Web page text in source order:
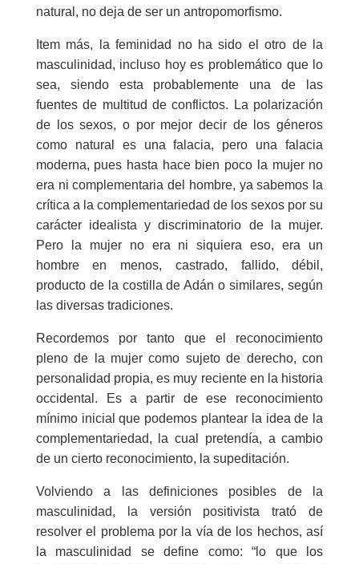
natural, no deja de ser un antropomorfismo.
Item más, la feminidad no ha sido el otro de la
masculinidad, incluso hoy es problemático que lo
sea, siendo esta probablemente una de las
fuentes de multitud de conflictos. La polarización
de los sexos, o por mejor decir de los géneros
como natural es una falacia, pero una falacia
moderna, pues hasta hace bien poco la mujer no
era ni complementaria del hombre, ya sabemos la
crítica a la complementariedad de los sexos por su
carácter idealista y discriminatorio de la mujer.
Pero la mujer no era ni siquiera eso, era un
hombre en menos, castrado, fallido, débil,
producto de la costilla de Adán o similares, según
las diversas tradiciones.
Recordemos por tanto que el reconocimiento
pleno de la mujer como sujeto de derecho, con
personalidad propia, es muy reciente en la historia
occidental. Es a partir de ese reconocimiento
mínimo inicial que podemos plantear la idea de la
complementariedad, la cual pretendía, a cambio
de un cierto reconocimiento, la supeditación.
Volviendo a las definiciones posibles de la
masculinidad, la versión positivista trató de
resolver el problema por la vía de los hechos, así
la masculinidad se define como: “lo que los